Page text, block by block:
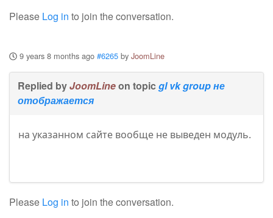
Please Log in to join the conversation.
9 years 8 months ago #6265 by JoomLine
Replied byJoomLineon topic gl vk group не
отображается
на указанном сайте вообще не выведен модуль.
Please Log in to join the conversation.